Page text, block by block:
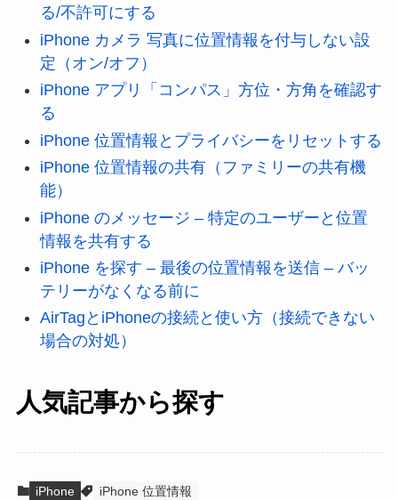
る/不許可にする
iPhone カメラ 写真に位置情報を付与しない設
定（オン/オフ）
iPhone アプリ「コンパス」方位・方角を確認す
る
iPhone 位置情報とプライバシーをリセットする
iPhone 位置情報の共有（ファミリーの共有機
能）
iPhone のメッセージ – 特定のユーザーと位置
情報を共有する
iPhone を探す – 最後の位置情報を送信 – バッ
テリーがなくなる前に
AirTagとiPhoneの接続と使い方（接続できない
場合の対処）
人気記事から探す
iPhone iPhone 位置情報